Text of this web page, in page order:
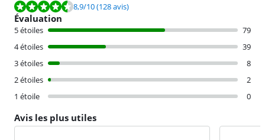
La note est de 8,9 sur 10, basée sur 128 avis.
8,9/10(128 avis)
Évaluation
5 étoiles
79
4 étoiles
39
3 étoiles
8
2 étoiles
2
1 étoile
0
Avis les plus utiles